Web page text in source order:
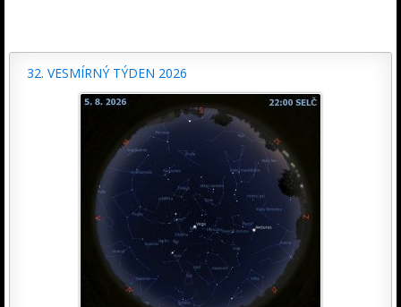
32. VESMÍRNÝ TÝDEN 2026